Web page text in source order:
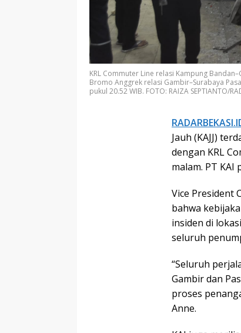
KRL Commuter Line relasi Kampung
Bromo Anggrek relasi Gambir–Surabaya
pukul 20.52 WIB. FOTO: RAIZA SEPTIANTO/
Jauh (KAJJ)
dengan KRL
malam. PT
Vice President
bahwa
insiden di
seluruh
“Seluruh
Gambir dan
proses
Anne.